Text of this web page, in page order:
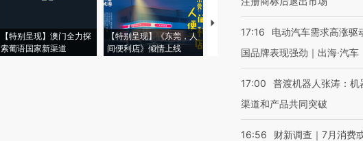
【特别呈现】澳门全力探
索葡语国家新渠道
【特别呈现】《东莞，人
间便利店》倾情上线
【推广】走进第四届链博
会，让数智科技“链”接产
【特别呈
有意思的生
17:16
电动汽车需求高涨驱
国品牌表现强劲｜出海·汽车
17:00
普渡机器人张涛：机
渠道和产品共同突破
16:56
财新调查｜7月消费